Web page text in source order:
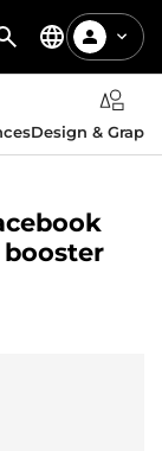
Design &